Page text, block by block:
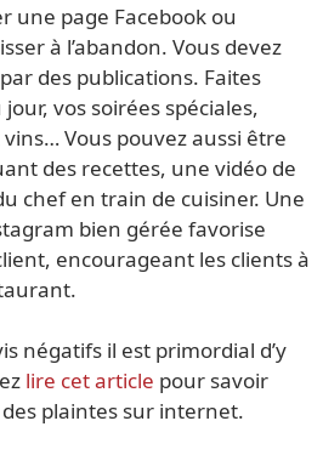
une page Facebook ou
à l’abandon. Vous devez
des publications. Faites
vos soirées spéciales,
Vous pouvez aussi être
des recettes, une vidéo de
chef en train de cuisiner. Une
bien gérée favorise
encourageant les clients à
négatifs il est primordial d’y
lire cet article pour savoir
plaintes sur internet.